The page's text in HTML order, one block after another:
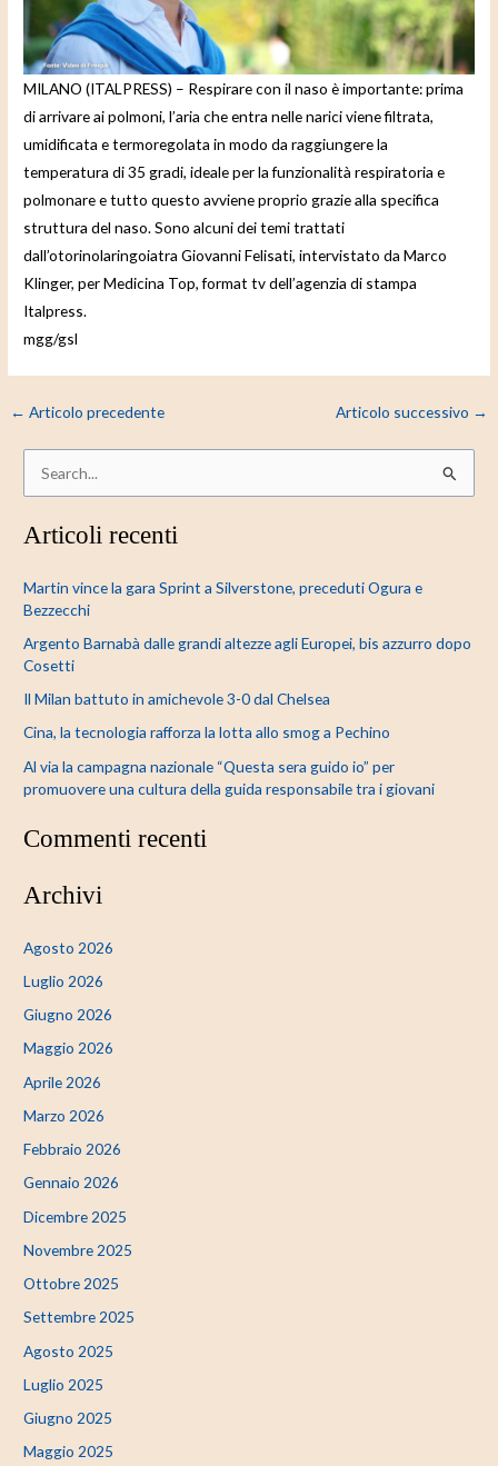
e
o
MILANO (ITALPRESS) – Respirare con il naso è importante: prima
di arrivare ai polmoni, l’aria che entra nelle narici viene filtrata,
umidificata e termoregolata in modo da raggiungere la
temperatura di 35 gradi, ideale per la funzionalità respiratoria e
polmonare e tutto questo avviene proprio grazie alla specifica
struttura del naso. Sono alcuni dei temi trattati
dall’otorinolaringoiatra Giovanni Felisati, intervistato da Marco
Klinger, per Medicina Top, format tv dell’agenzia di stampa
Italpress.
mgg/gsl
← Articolo precedente Articolo successivo →
r
a
Articoli recenti
Martin vince la gara Sprint a Silverstone, preceduti Ogura e
Bezzecchi
Argento Barnabà dalle grandi altezze agli Europei, bis azzurro dopo
Cosetti
Il Milan battuto in amichevole 3-0 dal Chelsea
Cina, la tecnologia rafforza la lotta allo smog a Pechino
Al via la campagna nazionale “Questa sera guido io” per
promuovere una cultura della guida responsabile tra i giovani
Commenti recenti
Archivi
Agosto 2026
Luglio 2026
Giugno 2026
Maggio 2026
Aprile 2026
Marzo 2026
Febbraio 2026
Gennaio 2026
Dicembre 2025
Novembre 2025
Ottobre 2025
Settembre 2025
Agosto 2025
Luglio 2025
Giugno 2025
Maggio 2025